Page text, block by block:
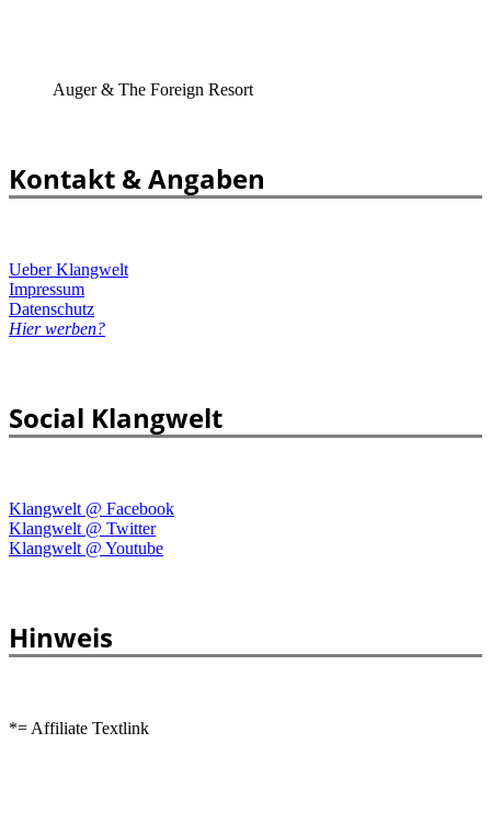
Auger & The Foreign Resort
Kontakt & Angaben
Ueber Klangwelt
Impressum
Datenschutz
Hier werben?
Social Klangwelt
Klangwelt @ Facebook
Klangwelt @ Twitter
Klangwelt @ Youtube
Hinweis
*= Affiliate Textlink